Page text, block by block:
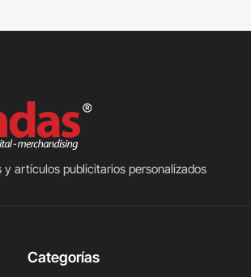
artículos publicitarios personalizados
Categorías